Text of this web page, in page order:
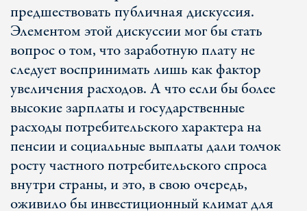
предшествовать публичная дискуссия.
Элементом этой дискуссии мог бы стать
вопрос о том, что заработную плату не
следует воспринимать лишь как фактор
увеличения расходов. А что если бы более
высокие зарплаты и государственные
расходы потребительского характера на
пенсии и социальные выплаты дали толчок
росту частного потребительского спроса
внутри страны, и это, в свою очередь,
оживило бы инвестиционный климат для